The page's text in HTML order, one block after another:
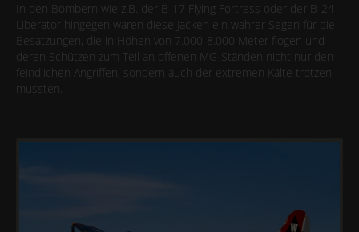
In den Bombern wie z.B. der B-17 Flying Fortress oder der B-24
Liberator hingegen waren diese Jacken ein wahrer Segen für die
Besatzungen, die in Höhen von 7.000-8.000 Meter flogen und
deren Schützen zum Teil an offenen MG-Ständen nicht nur den
feindlichen Angriffen, sondern auch der extremen Kälte trotzen
mussten.